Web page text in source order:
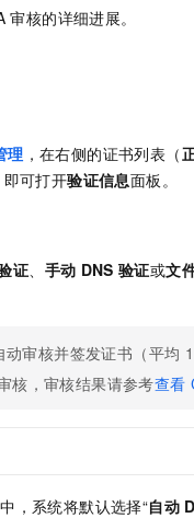
审核的详细进展。
理 ，在右侧的证书列表 （
即可打开验证信息面板。
证 手动 DNS 验证或文
审核并签发证书（平均
核，审核结果请参考查看
中，系统将默认选择“自动